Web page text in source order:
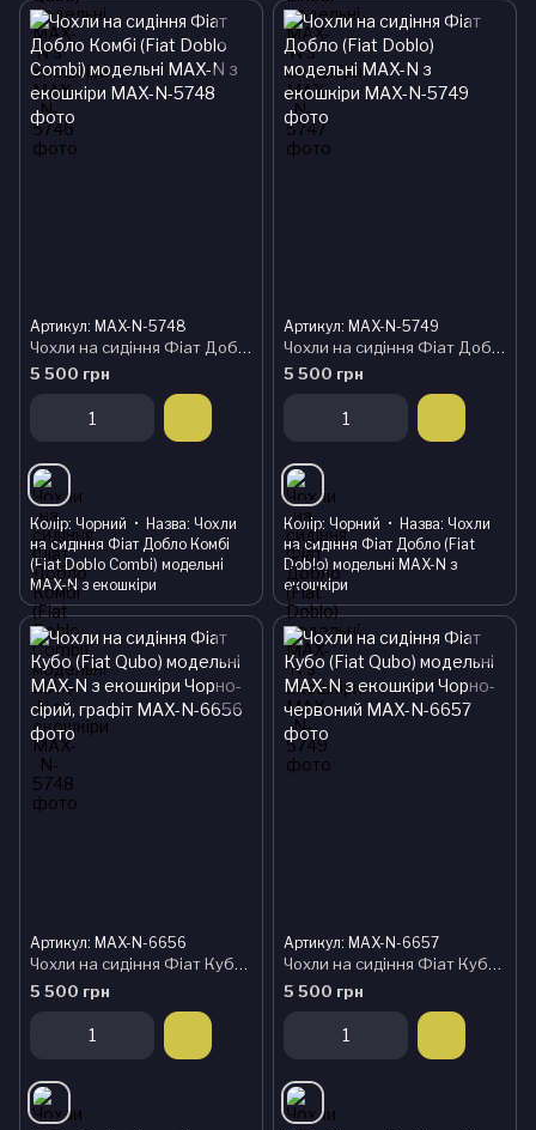
Артикул: MAX-N-5748
Чохли на сидіння Фіат Добло Комбі (Fiat Doblo Combi) модельні MAX-N з екошкіри
5 500 грн
Колір Чорний Назва Чохли
на сидіння Фіат Добло Комбі
(Fiat Doblo Combi) модельні
MAX-N з екошкіри
Артикул: MAX-N-5749
Чохли на сидіння Фіат Добло (Fiat Doblo) модельні MAX-N з екошкіри
5 500 грн
Колір Чорний Назва Чохли
на сидіння Фіат Добло (Fiat
Doblo) модельні MAX-N з
екошкіри
Артикул: MAX-N-6656
Чохли на сидіння Фіат Кубо (Fiat Qubo) модельні MAX-N з екошкіри Чорно-сірий, графіт
5 500 грн
Артикул: MAX-N-6657
Чохли на сидіння Фіат Кубо (Fiat Qubo) модельні MAX-N з екошкіри Чорно-червоний
5 500 грн